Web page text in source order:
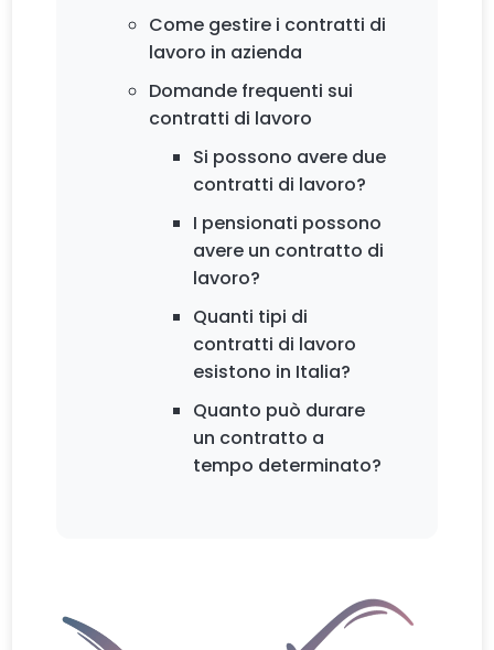
Come gestire i contratti di
lavoro in azienda
Domande frequenti sui
contratti di lavoro
Si possono avere due
contratti di lavoro?
I pensionati possono
avere un contratto di
lavoro?
Quanti tipi di
contratti di lavoro
esistono in Italia?
Quanto può durare
un contratto a
tempo determinato?